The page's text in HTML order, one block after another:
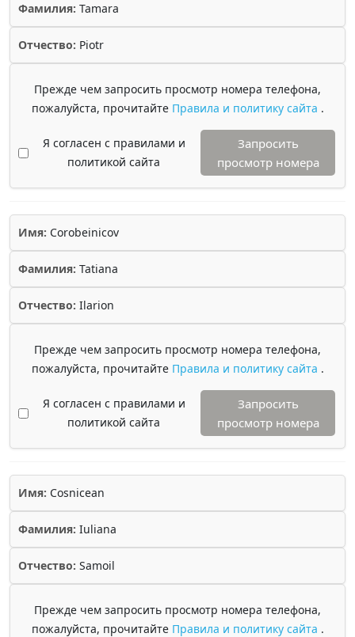
Фамилия: Tamara
Отчество: Piotr
Прежде чем запросить просмотр номера телефона,
пожалуйста, прочитайте Правила и политику сайта .
Я согласен с правилами и
политикой сайта
Запросить
просмотр номера
Имя: Corobeinicov
Фамилия: Tatiana
Отчество: Ilarion
Прежде чем запросить просмотр номера телефона,
пожалуйста, прочитайте Правила и политику сайта .
Я согласен с правилами и
политикой сайта
Запросить
просмотр номера
Имя: Cosnicean
Фамилия: Iuliana
Отчество: Samoil
Прежде чем запросить просмотр номера телефона,
пожалуйста, прочитайте Правила и политику сайта .